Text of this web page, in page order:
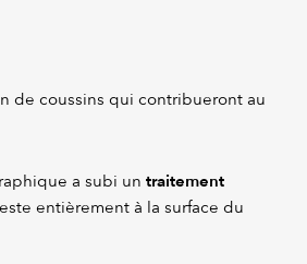
de coussins qui contribueront au
a subi un traitement
entièrement à la surface du